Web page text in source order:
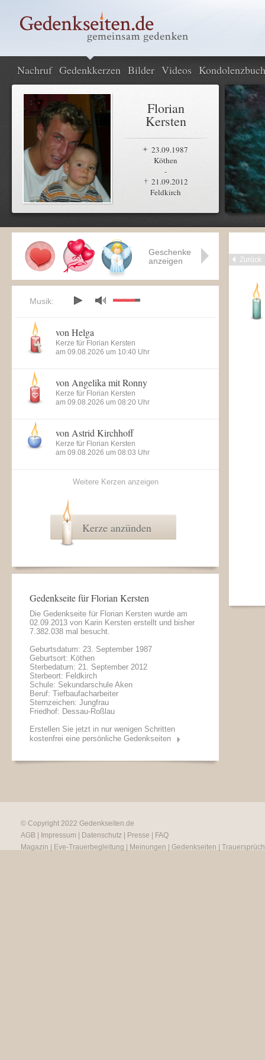
Nachruf Gedenkkerzen Bilder Videos Kondolenzbuch
Florian
Kersten
23.09.1987
Köthen
-
21.09.2012
Feldkirch
Zurück
Geschenke
anzeigen
Musik:
von Helga
Kerze für Florian Kersten
am 09.08.2026 um 10:40 Uhr
von Angelika mit Ronny
Kerze für Florian Kersten
am 09.08.2026 um 08:20 Uhr
von Astrid Kirchhoff
Kerze für Florian Kersten
am 09.08.2026 um 08:03 Uhr
Weitere Kerzen anzeigen
Kerze anzünden
Gedenkseite für Florian Kersten
Die Gedenkseite für Florian Kersten wurde am
02.09.2013 von Karin Kersten erstellt und bisher
7.382.038 mal besucht.
Geburtsdatum: 23. September 1987
Geburtsort: Köthen
Sterbedatum: 21. September 2012
Sterbeort: Feldkirch
Schule: Sekundarschule Aken
Beruf: Tiefbaufacharbeiter
Sternzeichen: Jungfrau
Friedhof: Dessau-Roßlau
Erstellen Sie jetzt in nur wenigen Schritten
kostenfrei eine persönliche Gedenkseiten
© Copyright 2022 Gedenkseiten.de
AGB
Impressum Datenschutz Presse
FAQ
Magazin
Eve-Trauerbegleitung Meinungen Gedenkseiten